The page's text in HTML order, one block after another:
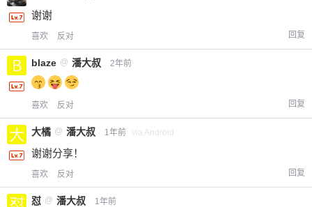
谢谢
喜欢 反对 回复
blaze @ 潘大叔 2年前
喜欢 反对 回复
大橘 @ 潘大叔 1年前 via Android
谢谢分享！
喜欢 反对 回复
怼 @ 潘大叔 1年前